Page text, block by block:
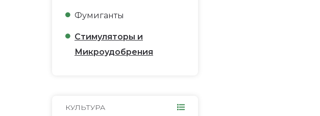
Фумиганты
Стимуляторы и
Микроудобрения
КУЛЬТУРА